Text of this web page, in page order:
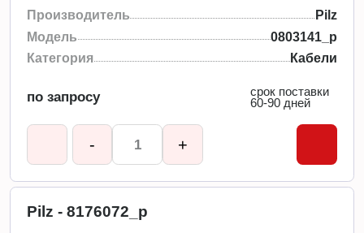
Производитель
Pilz
Модель
0803141_p
Категория
Кабели
по запросу
срок поставки
60-90 дней
- +
Pilz - 8176072_p